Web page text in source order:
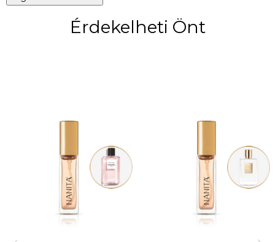
Érdekelheti Önt